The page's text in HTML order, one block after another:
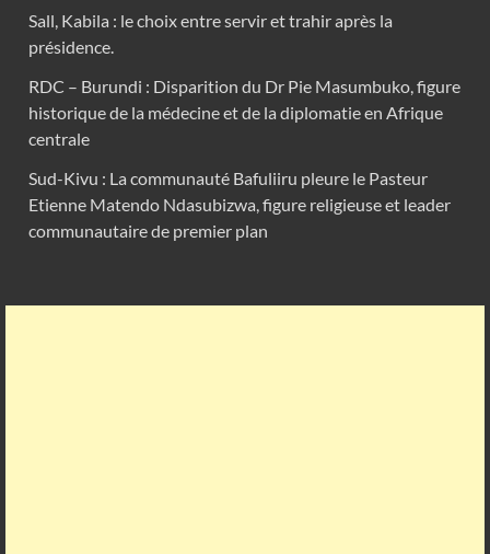
Sall, Kabila : le choix entre servir et trahir après la
présidence.
RDC – Burundi : Disparition du Dr Pie Masumbuko, figure
historique de la médecine et de la diplomatie en Afrique
centrale
Sud-Kivu : La communauté Bafuliiru pleure le Pasteur
Etienne Matendo Ndasubizwa, figure religieuse et leader
communautaire de premier plan